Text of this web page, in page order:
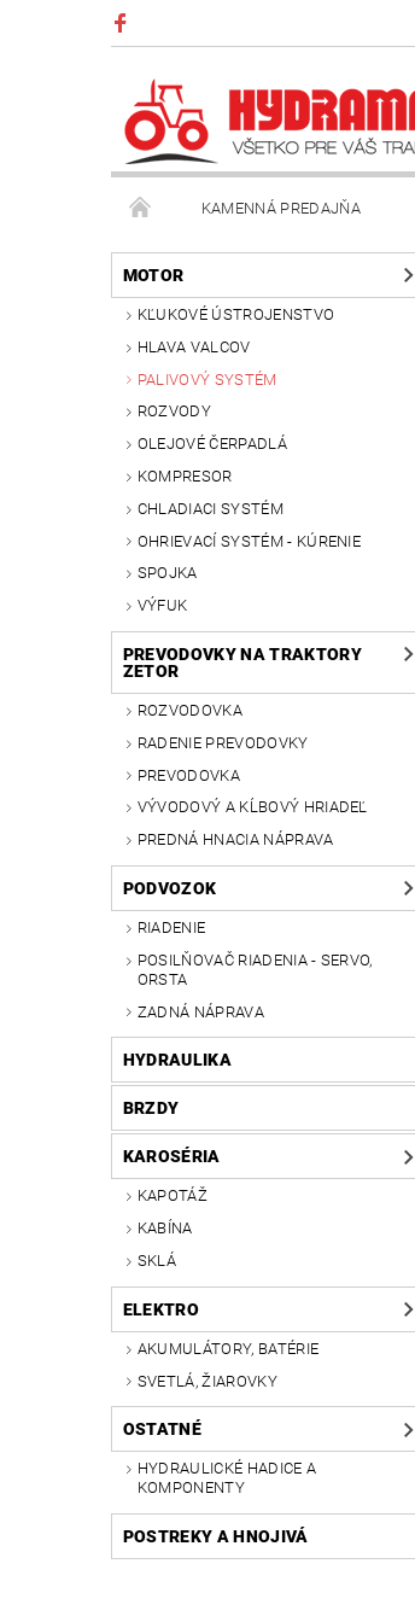
KAMENNÁ PREDAJŇA
VŠEOBECNÉ OBCHODNÉ PODMIENKY
MOTOR
KĽUKOVÉ ÚSTROJENSTVO
HLAVA VALCOV
PALIVOVÝ SYSTÉM
ROZVODY
OLEJOVÉ ČERPADLÁ
KOMPRESOR
CHLADIACI SYSTÉM
OHRIEVACÍ SYSTÉM - KÚRENIE
SPOJKA
VÝFUK
PREVODOVKY NA TRAKTORY
ZETOR
ROZVODOVKA
RADENIE PREVODOVKY
PREVODOVKA
VÝVODOVÝ A KĹBOVÝ HRIADEĽ
PREDNÁ HNACIA NÁPRAVA
PODVOZOK
RIADENIE
POSILŇOVAČ RIADENIA - SERVO,
ORSTA
ZADNÁ NÁPRAVA
HYDRAULIKA
BRZDY
KAROSÉRIA
KAPOTÁŽ
KABÍNA
SKLÁ
ELEKTRO
AKUMULÁTORY, BATÉRIE
SVETLÁ, ŽIAROVKY
OSTATNÉ
HYDRAULICKÉ HADICE A
KOMPONENTY
POSTREKY A HNOJIVÁ